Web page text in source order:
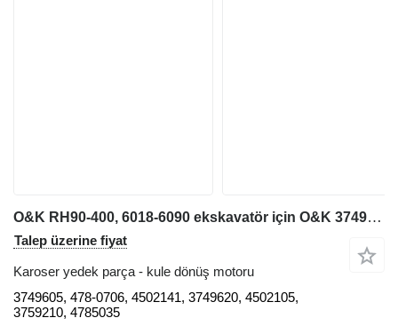
O&K RH90-400, 6018-6090 ekskavatör için O&K 3749605 kule dönüş motoru
Talep üzerine fiyat
Karoser yedek parça - kule dönüş motoru
3749605, 478-0706, 4502141, 3749620, 4502105,
3759210, 4785035